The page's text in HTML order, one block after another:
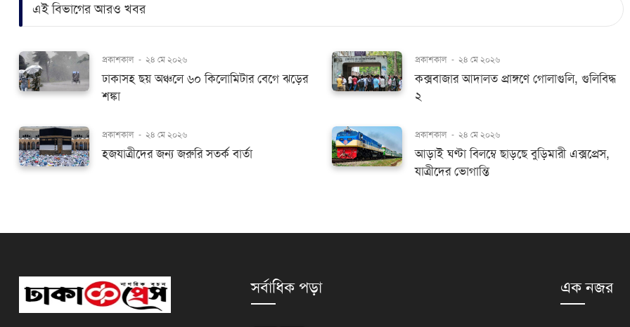
এই বিভাগের আরও খবর
প্রকাশকাল - ২৪ মে ২০২৬
ঢাকাসহ ছয় অঞ্চলে ৬০ কিলোমিটার বেগে ঝড়ের
শঙ্কা
প্রকাশকাল - ২৪ মে ২০২৬
কক্সবাজার আদালত প্রাঙ্গণে গোলাগুলি, গুলিবিদ্ধ
২
প্রকাশকাল - ২৪ মে ২০২৬
হজযাত্রীদের জন্য জরুরি সতর্ক বার্তা
প্রকাশকাল - ২৪ মে ২০২৬
আড়াই ঘণ্টা বিলম্বে ছাড়ছে বুড়িমারী এক্সপ্রেস,
যাত্রীদের ভোগান্তি
সর্বাধিক পড়া এক নজর